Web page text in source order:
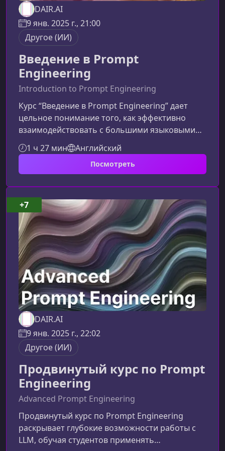
DAIR.AI
9 янв. 2025 г., 21:00
Другое (ИИ)
Введение в Prompt
Engineering
Introduction to Prompt Engineering
Курс “Введение в Prompt Engineering” дает
цельное понимание того, как эффективно
взаимодействовать с большими языковыми
моделями. Материал ориентирован на полных
новичков и шаг за шагом знакомит с
техниками создания промтов, которые
предсказуемость работы LLM.Что вы изучите
на курсеПрограмма курса выстроена так,
чтобы студент не только освоил базовые
принципы prompt engineering, но и смог
применять их в практиче
1 ч 27 мин Английский
Посмотреть
DAIR.AI
9 янв. 2025 г., 22:02
Другое (ИИ)
Продвинутый курс по Prompt
Engineering
Advanced Prompt Engineering
Продвинутый курс по Prompt Engineering
раскрывает глубокие возможности работы с
LLM, обучая студентов применять
+7